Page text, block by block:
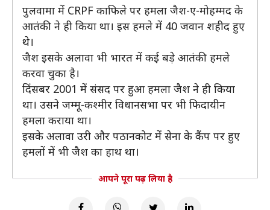
पुलवामा में CRPF काफिले पर हमला जैश-ए-मोहम्मद के
आतंकी ने ही किया था। इस हमले में 40 जवान शहीद हुए
थे।
जैश इसके अलावा भी भारत में कई बड़े आतंकी हमले
करवा चुका है।
दिंसबर 2001 में संसद पर हुआ हमला जैश ने ही किया
था। उसने जम्मू-कश्मीर विधानसभा पर भी फिदायीन
हमला कराया था।
इसके अलावा उरी और पठानकोट में सेना के कैंप पर हुए
हमलों में भी जैश का हाथ था।
आपने पूरा पढ़ लिया है